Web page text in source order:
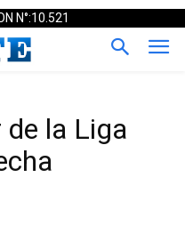
N°:10.521
de la Liga